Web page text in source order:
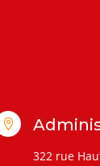

322 rue